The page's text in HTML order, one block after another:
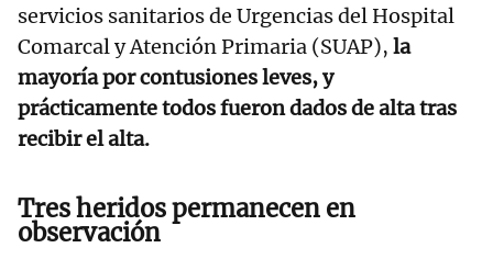
servicios sanitarios de Urgencias del Hospital
Comarcal y Atención Primaria (SUAP), la
mayoría por contusiones leves, y
prácticamente todos fueron dados de alta tras
recibir el alta.
Tres heridos permanecen en
observación